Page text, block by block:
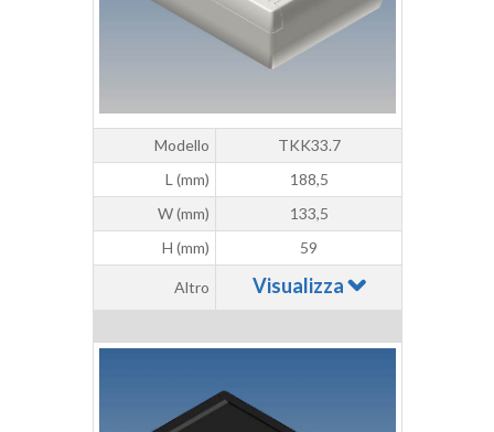
Modello
TKK33.7
L (mm)
188,5
W (mm)
133,5
H (mm)
59
Altro Visualizza